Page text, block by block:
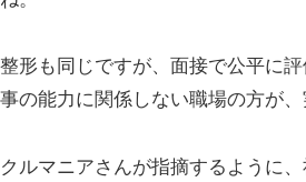
形も同じですが、面接で公平に
の能力に関係しない職場の方が
ルマニアさんが指摘するように